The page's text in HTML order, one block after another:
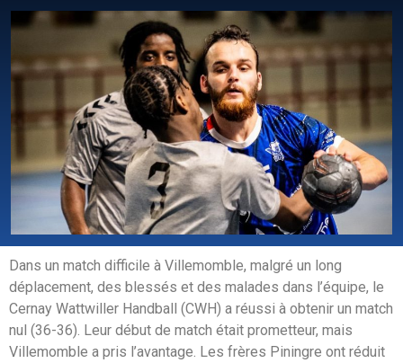
Dans un match difficile à Villemomble, malgré un long
déplacement, des blessés et des malades dans l’équipe, le
Cernay Wattwiller Handball (CWH) a réussi à obtenir un match
nul (36-36). Leur début de match était prometteur, mais
Villemomble a pris l’avantage. Les frères Piningre ont réduit